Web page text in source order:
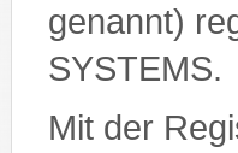
genannt)
SYSTEMS.
Mit der